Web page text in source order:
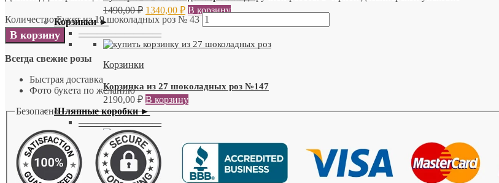
1490,00₽ 1340,00 ₽ В корзину
Корзинки ►
—————————
Корзинки
Корзинка из 27 шоколадных роз №147
2190,00 ₽ В корзину
Шляпные коробки ►
—————————
Шляпные коробки
Шляпная коробка из 37 шоколадных роз №140
Количество Букет из 19 шоколадных роз № 43
В корзину
Всегда свежие розы
Быстрая доставка
Фото букета по желанию
Безопасно